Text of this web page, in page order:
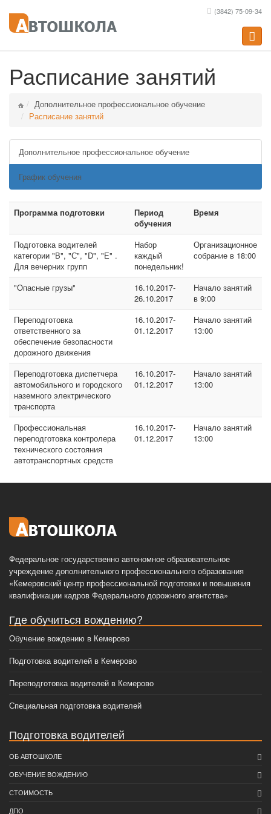
(3842) 75-09-34
Toggle
Расписание занятий
Дополнительное профессиональное обучение
Расписание занятий
Дополнительное профессиональное обучение
График обучения
Программа подготовки
Период
обучения
Время
Подготовка водителей
категории "В", "С", "D", "Е" .
Для вечерних групп
Набор
каждый
понедельник!
Организационное
собрание в 18:00
"Опасные грузы"
16.10.2017-
26.10.2017
Начало занятий
в 9:00
Переподготовка
ответственного за
обеспечение безопасности
дорожного движения
16.10.2017-
01.12.2017
Начало занятий
13:00
Переподготовка диспетчера
автомобильного и городского
наземного электрического
транспорта
16.10.2017-
01.12.2017
Начало занятий
13:00
Профессиональная
переподготовка контролера
технического состояния
автотранспортных средств
16.10.2017-
01.12.2017
Начало занятий
13:00
Федеральное государственно автономное образовательное
учреждение дополнительного профессионального образования
«Кемеровский центр профессиональной подготовки и повышения
квалификации кадров Федерального дорожного агентства»
Где обучиться вождению?
Обучение вождению в Кемерово
Подготовка водителей в Кемерово
Переподготовка водителей в Кемерово
Специальная подготовка водителей
Подготовка водителей
ОБ АВТОШКОЛЕ
ОБУЧЕНИЕ ВОЖДЕНИЮ
СТОИМОСТЬ
ДПО